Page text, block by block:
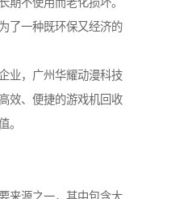
期不使用而老化损坏。
了一种既环保又经济的
业，广州华耀动漫科技
效、便捷的游戏机回收
。